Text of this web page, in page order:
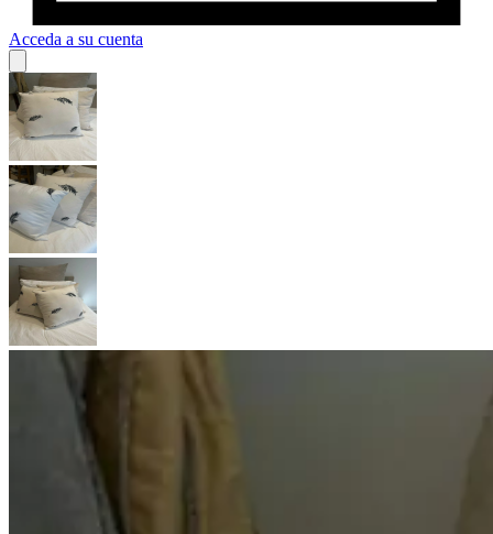
Acceda a su cuenta